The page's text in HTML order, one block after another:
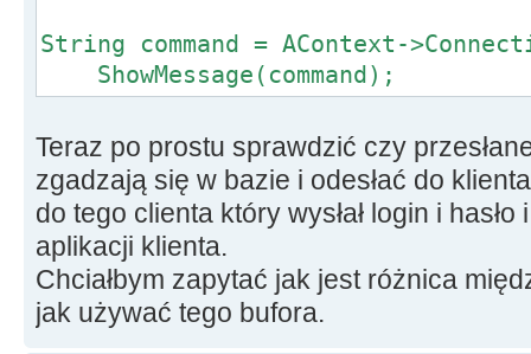
String command = AContext-
ShowMessage(command);
Teraz po prostu sprawdzić czy
zgadzają się w bazie i odesłać do
do tego clienta który wysłał login i
aplikacji klienta.
Chciałbym zapytać jak jest różnica
jak używać tego bufora.